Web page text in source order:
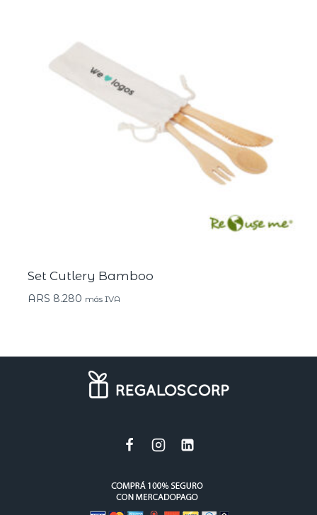
Set Cutlery Bamboo
ARS 8.280 más IVA